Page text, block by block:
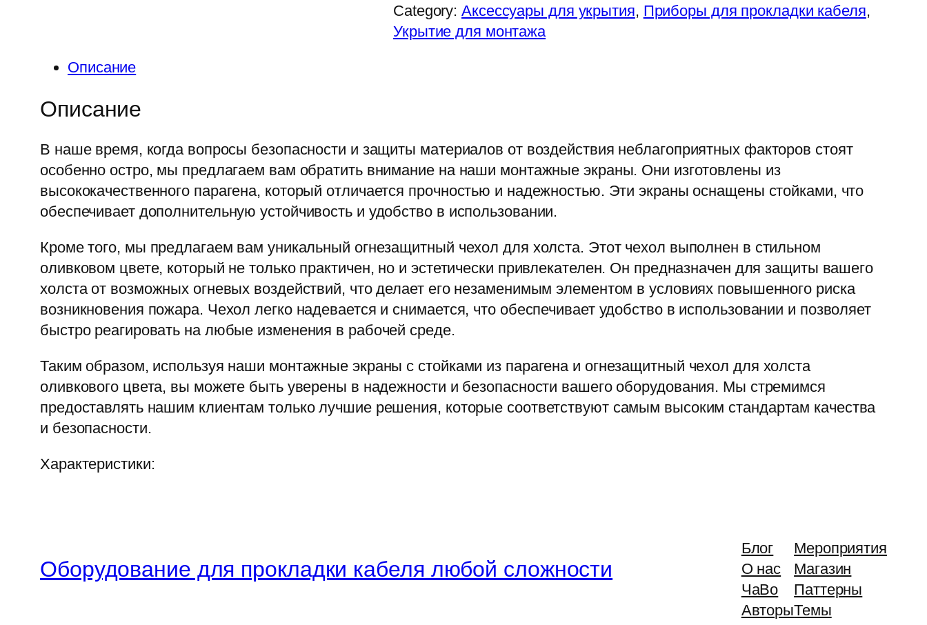
Category:Аксессуары для укрытия, Приборы для прокладки кабеля
Укрытие для монтажа
Описание
Описание
В наше время, когда вопросы безопасности и защиты материалов от воздействия неблагоприятных факторов стоят
особенно остро, мы предлагаем вам обратить внимание на наши монтажные экраны. Они изготовлены из
высококачественного парагена, который отличается прочностью и надежностью. Эти экраны оснащены стойками, что
обеспечивает дополнительную устойчивость и удобство в использовании.
Кроме того, мы предлагаем вам уникальный огнезащитный чехол для холста. Этот чехол выполнен в стильном
оливковом цвете, который не только практичен, но и эстетически привлекателен. Он предназначен для защиты вашего
холста от возможных огневых воздействий, что делает его незаменимым элементом в условиях повышенного риска
возникновения пожара. Чехол легко надевается и снимается, что обеспечивает удобство в использовании и позволяет
быстро реагировать на любые изменения в рабочей среде.
Таким образом, используя наши монтажные экраны с стойками из парагена и огнезащитный чехол для холста
оливкового цвета, вы можете быть уверены в надежности и безопасности вашего оборудования. Мы стремимся
предоставлять нашим клиентам только лучшие решения, которые соответствуют самым высоким стандартам качества
и безопасности.
Характеристики:
Оборудование для прокладки кабеля любой сложности
Блог
О нас
ЧаВо
Авторы
Мероприятия
Магазин
Паттерны
Темы